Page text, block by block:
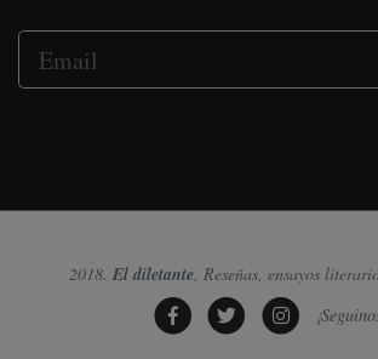
2018. El diletante, Reseñas, ensayos